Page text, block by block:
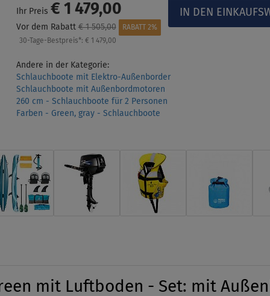
Ihr Preis € 1 479,00
Vor dem Rabatt€ 1 505,00
RABATT 2%
30-Tage-Bestpreis*:€ 1 479,00
Andere in der Kategorie:
Schlauchboote mit Elektro-Außenborder
Schlauchboote mit Außenbordmotoren
260 cm - Schlauchboote für 2 Personen
Farben - Green, gray - Schlauchboote
mit Luftboden - Set: mit